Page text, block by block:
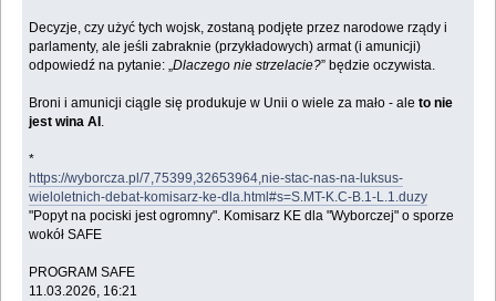
Decyzje, czy użyć tych wojsk, zostaną podjęte przez narodowe rządy i
parlamenty, ale jeśli zabraknie (przykładowych) armat (i amunicji)
odpowiedź na pytanie: „Dlaczego nie strzelacie?” będzie oczywista.
Broni i amunicji ciągle się produkuje w Unii o wiele za mało - aleto nie
jest wina AI .
*
https://wyborcza.pl/7,75399,32653964,nie-stac-nas-na-luksus-
wieloletnich-debat-komisarz-ke-dla.html#s=S.MT-K.C-B.1-L.1.duzy
"Popyt na pociski jest ogromny". Komisarz KE dla "Wyborczej" o sporze
wokół SAFE
PROGRAM SAFE
11.03.2026, 16:21